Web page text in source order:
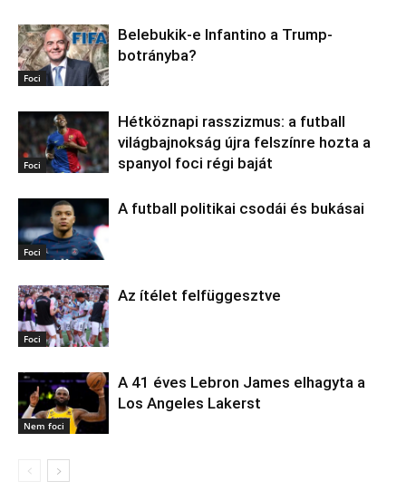
Foci
Belebukik-e Infantino a Trump-
botrányba?
Foci
Hétköznapi rasszizmus: a futball
világbajnokság újra felszínre hozta a
spanyol foci régi baját
Foci
A futball politikai csodái és bukásai
Foci
Az ítélet felfüggesztve
Nem foci
A 41 éves Lebron James elhagyta a
Los Angeles Lakerst